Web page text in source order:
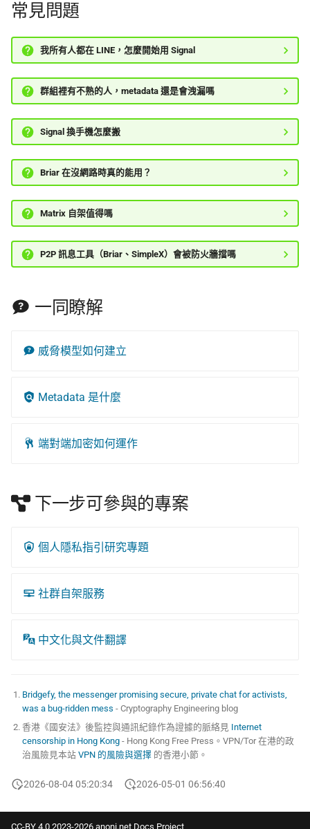
常見問題
我所有人都在 LINE，怎麼開始用 Signal
群組裡有不熟的人，metadata 還是會洩漏嗎
Signal 換手機怎麼搬
Briar 在沒網路時真的能用？
Matrix 自架值得嗎
P2P 訊息工具（Briar、SimpleX）會被防火牆擋嗎
一同瞭解
威脅模型如何建立
Metadata 是什麼
端對端加密如何運作
下一步可參與的專案
個人隱私指引研究專題
社群自架服務
中文化與文件翻譯
Bridgefy, the messenger promising secure, private chat for activists,
was a bug-ridden mess - Cryptography Engineering blog
香港《國安法》後監控與通訊紀錄作為證據的脈絡見 Internet
censorship in Hong Kong - Hong Kong Free Press。VPN/Tor 在港的政
治風險見本站 VPN 的風險與選擇 的香港小節。
2026-08-04 05:20:34 2026-05-01 06:56:40
CC-BY 4.0 2023-2026 anoni.net Docs Project